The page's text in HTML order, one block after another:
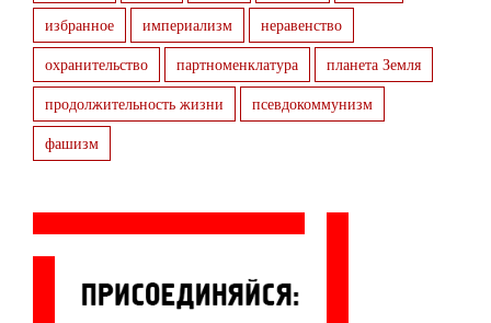
избранное
империализм
неравенство
охранительство
партноменклатура
планета Земля
продолжительность жизни
псевдокоммунизм
фашизм